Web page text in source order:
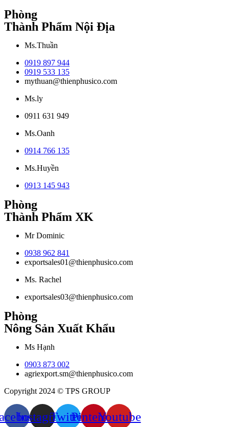
Phòng
Thành Phẩm Nội Địa
Ms.Thuần
0919 897 944
0919 533 135
mythuan@thienphusico.com
Ms.ly
0911 631 949
Ms.Oanh
0914 766 135
Ms.Huyền
0913 145 943
Phòng
Thành Phẩm XK
Mr Dominic
0938 962 841
exportsales01@thienphusico.com
Ms. Rachel
exportsales03@thienphusico.com
Phòng
Nông Sản Xuất Khẩu
Ms Hạnh
0903 873 002
agriexport.sm@thienphusico.com
Copyright 2024 © TPS GROUP
InstagramTwitterPinterestYoutube